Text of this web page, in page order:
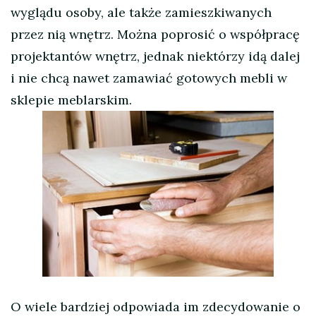
wyglądu osoby, ale także zamieszkiwanych
przez nią wnętrz. Można poprosić o współpracę
projektantów wnętrz, jednak niektórzy idą dalej
i nie chcą nawet zamawiać gotowych mebli w
sklepie meblarskim.
O wiele bardziej odpowiada im zdecydowanie o